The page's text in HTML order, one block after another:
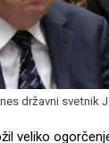
državni svetnik
veliko